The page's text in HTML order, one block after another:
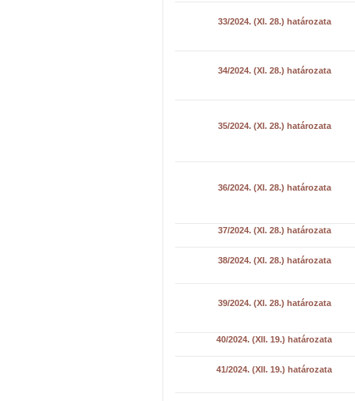
33/2024. (XI. 28.) határozata
34/2024. (XI. 28.) határozata
35/2024. (XI. 28.) határozata
36/2024. (XI. 28.) határozata
37/2024. (XI. 28.) határozata
38/2024. (XI. 28.) határozata
39/2024. (XI. 28.) határozata
40/2024. (XII. 19.) határozata
41/2024. (XII. 19.) határozata